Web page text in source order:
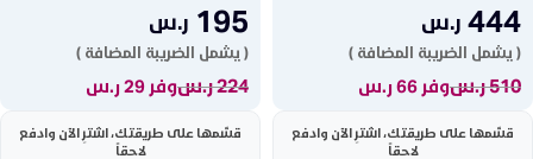
444 ر.س
( يشمل الضريبة المضافة )
510ر.سوفر 66 ر.س
قسّمها على طريقتك، اشترِ الآن وادفع
لاحقاً
195 ر.س
( يشمل الضريبة المضافة )
224ر.سوفر 29 ر.س
قسّمها على طريقتك، اشترِ الآن وادفع
لاحقاً